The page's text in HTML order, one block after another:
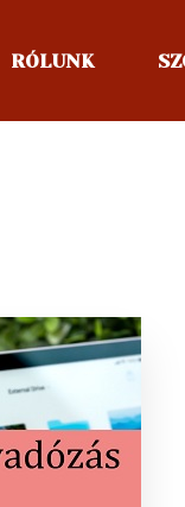
RÓLUNK